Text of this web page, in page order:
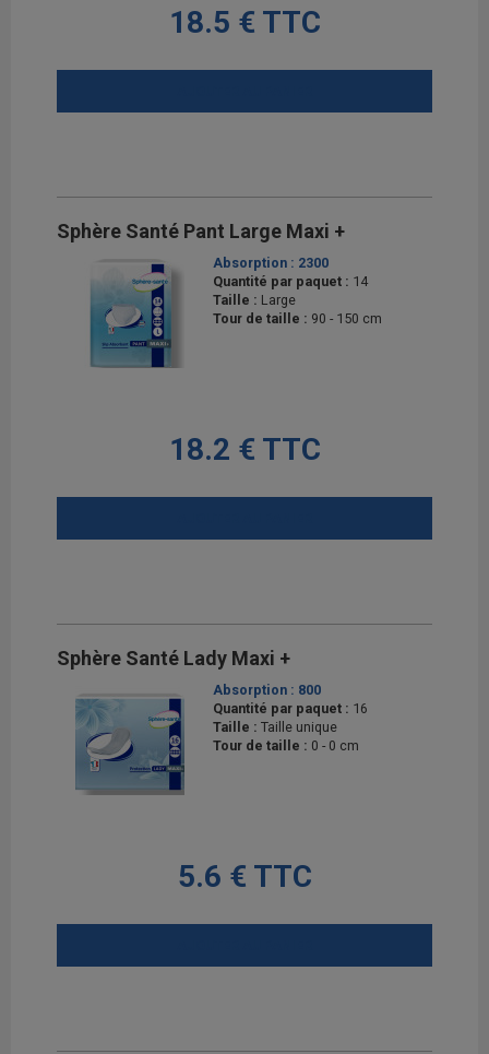
18.5 € TTC
Sphère Santé Pant Large Maxi +
Absorption : 2300
Quantité par paquet : 14
Taille : Large
Tour de taille : 90 - 150 cm
18.2 € TTC
Sphère Santé Lady Maxi +
Absorption : 800
Quantité par paquet : 16
Taille : Taille unique
Tour de taille : 0 - 0 cm
5.6 € TTC